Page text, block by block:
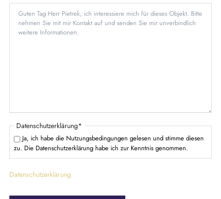
d
f
P
f
l
h
f
Datenschutzerklärung*
Ja, ich habe die Nutzungsbedingungen gelesen und stimme diesen
zu. Die Datenschutzerklärung habe ich zur Kenntnis genommen.
Datenschutzerklärung